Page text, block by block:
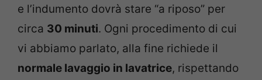
e l’indumento dovrà stare “a riposo” per
circa 30 minuti. Ogni procedimento di cui
vi abbiamo parlato, alla fine richiede il
normale lavaggio in lavatrice, rispettando